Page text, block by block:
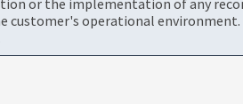
operational